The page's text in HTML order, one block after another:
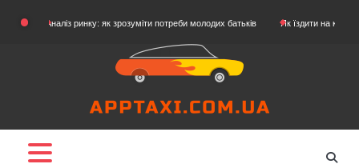
ринку: як зрозуміти потреби молодих батьків Як їздити на картингу